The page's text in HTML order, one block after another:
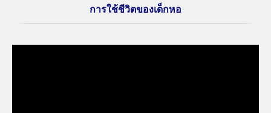
การใช้ชีวิตของเด็กหอ